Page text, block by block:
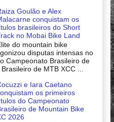
Goulão e Alex
conquistam os
brasileiros do Short
no Mobai Bike Land
do mountain bike
disputas intensas no
Campeonato Brasileiro de
de MTB XCC ...
e Iara Caetano
os primeiros
do Campeonato
de Mountain Bike
2026